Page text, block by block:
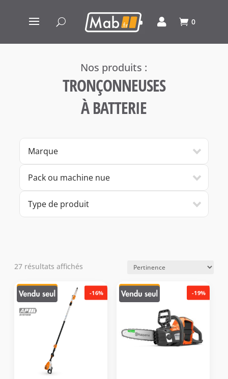
0
TRONÇONNEUSES
À BATTERIE
Marque
Pack ou machine nue
Type de produit
27 résultats affichés
-16% -19%